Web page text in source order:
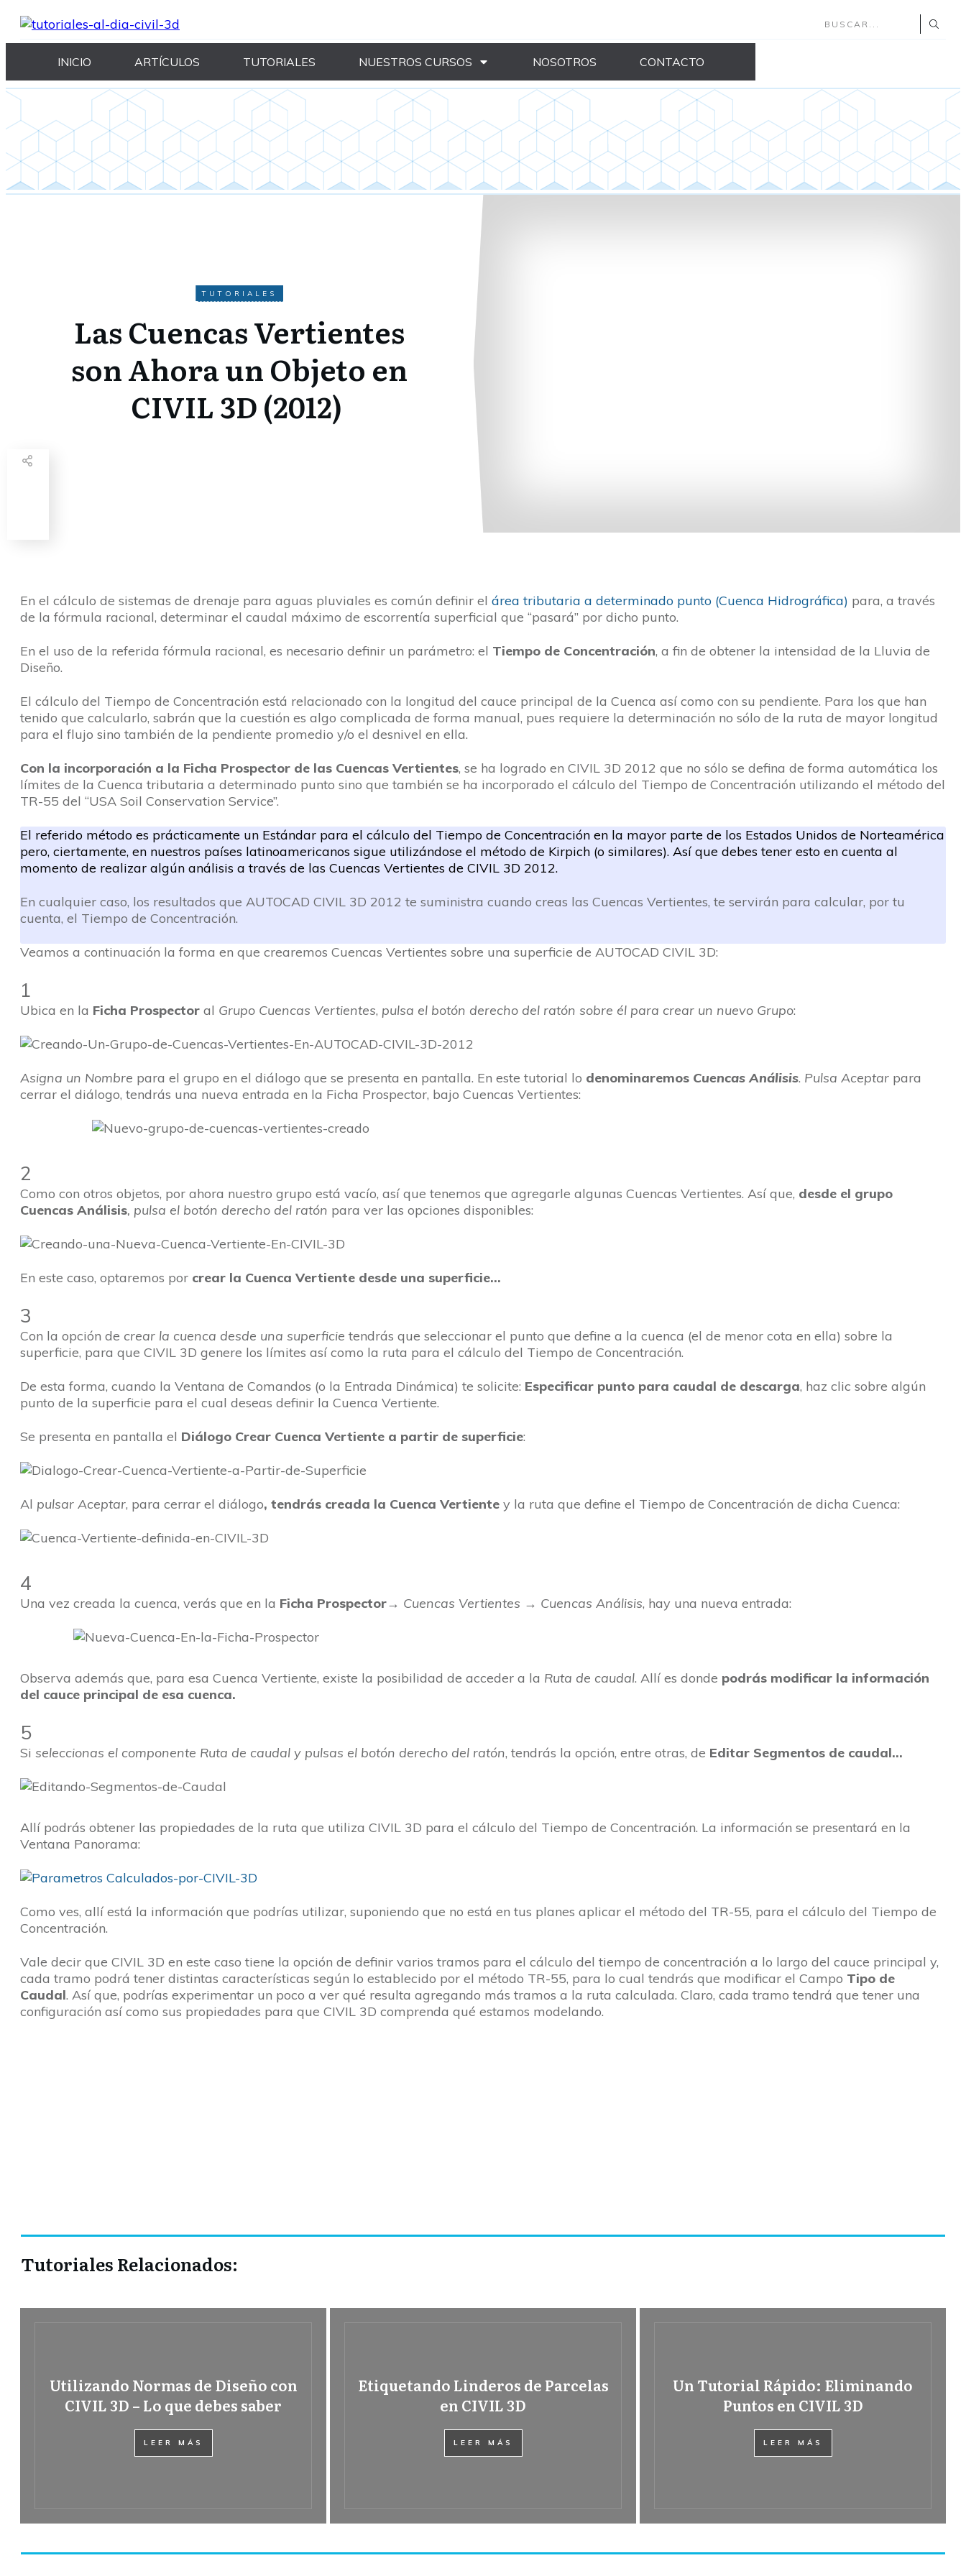
INICIO ARTÍCULOS TUTORIALES NUESTROS CURSOS NOSOTROS CONTACTO
TUTORIALES
Las Cuencas Vertientes
son Ahora un Objeto en
CIVIL 3D (2012)
En el cálculo de sistemas de drenaje para aguas pluviales es común definir el área tributaria a determinado punto (Cuenca Hidrográfica) para, a través
de la fórmula racional, determinar el caudal máximo de escorrentía superficial que “pasará” por dicho punto.
En el uso de la referida fórmula racional, es necesario definir un parámetro: el Tiempo de Concentración, a fin de obtener la intensidad de la Lluvia de
Diseño.
El cálculo del Tiempo de Concentración está relacionado con la longitud del cauce principal de la Cuenca así como con su pendiente. Para los que han
tenido que calcularlo, sabrán que la cuestión es algo complicada de forma manual, pues requiere la determinación no sólo de la ruta de mayor longitud
para el flujo sino también de la pendiente promedio y/o el desnivel en ella.
Con la incorporación a la Ficha Prospector de las Cuencas Vertientes, se ha logrado en CIVIL 3D 2012 que no sólo se defina de forma automática los
límites de la Cuenca tributaria a determinado punto sino que también se ha incorporado el cálculo del Tiempo de Concentración utilizando el método del
TR-55 del “USA Soil Conservation Service”.
El referido método es prácticamente un Estándar para el cálculo del Tiempo de Concentración en la mayor parte de los Estados Unidos de Norteamérica
pero, ciertamente, en nuestros países latinoamericanos sigue utilizándose el método de Kirpich (o similares). Así que debes tener esto en cuenta al
momento de realizar algún análisis a través de las Cuencas Vertientes de CIVIL 3D 2012.
En cualquier caso, los resultados que AUTOCAD CIVIL 3D 2012 te suministra cuando creas las Cuencas Vertientes, te servirán para calcular, por tu
cuenta, el Tiempo de Concentración.
Veamos a continuación la forma en que crearemos Cuencas Vertientes sobre una superficie de AUTOCAD CIVIL 3D:
1
Ubica en la Ficha Prospector al Grupo Cuencas Vertientes, pulsa el botón derecho del ratón sobre él para crear un nuevo Grupo:
Asigna un Nombre para el grupo en el diálogo que se presenta en pantalla. En este tutorial lo denominaremos Cuencas Análisis. Pulsa Aceptar para
cerrar el diálogo, tendrás una nueva entrada en la Ficha Prospector, bajo Cuencas Vertientes:
2
Como con otros objetos, por ahora nuestro grupo está vacío, así que tenemos que agregarle algunas Cuencas Vertientes. Así que, desde el grupo
Cuencas Análisis, pulsa el botón derecho del ratón para ver las opciones disponibles:
En este caso, optaremos por crear la Cuenca Vertiente desde una superficie…
3
Con la opción de crear la cuenca desde una superficie tendrás que seleccionar el punto que define a la cuenca (el de menor cota en ella) sobre la
superficie, para que CIVIL 3D genere los límites así como la ruta para el cálculo del Tiempo de Concentración.
De esta forma, cuando la Ventana de Comandos (o la Entrada Dinámica) te solicite: Especificar punto para caudal de descarga, haz clic sobre algún
punto de la superficie para el cual deseas definir la Cuenca Vertiente.
Se presenta en pantalla el Diálogo Crear Cuenca Vertiente a partir de superficie:
Al pulsar Aceptar, para cerrar el diálogo, tendrás creada la Cuenca Vertiente y la ruta que define el Tiempo de Concentración de dicha Cuenca:
4
Una vez creada la cuenca, verás que en la Ficha Prospector→ Cuencas Vertientes → Cuencas Análisis, hay una nueva entrada:
Observa además que, para esa Cuenca Vertiente, existe la posibilidad de acceder a la Ruta de caudal. Allí es donde podrás modificar la información
del cauce principal de esa cuenca.
5
Si seleccionas el componente Ruta de caudal y pulsas el botón derecho del ratón, tendrás la opción, entre otras, de Editar Segmentos de caudal…
Allí podrás obtener las propiedades de la ruta que utiliza CIVIL 3D para el cálculo del Tiempo de Concentración. La información se presentará en la
Ventana Panorama:
Como ves, allí está la información que podrías utilizar, suponiendo que no está en tus planes aplicar el método del TR-55, para el cálculo del Tiempo de
Concentración.
Vale decir que CIVIL 3D en este caso tiene la opción de definir varios tramos para el cálculo del tiempo de concentración a lo largo del cauce principal y,
cada tramo podrá tener distintas características según lo establecido por el método TR-55, para lo cual tendrás que modificar el Campo Tipo de
Caudal. Así que, podrías experimentar un poco a ver qué resulta agregando más tramos a la ruta calculada. Claro, cada tramo tendrá que tener una
configuración así como sus propiedades para que CIVIL 3D comprenda qué estamos modelando.
Tutoriales Relacionados:
Utilizando Normas de Diseño con
CIVIL 3D – Lo que debes saber
LEER MÁS
Etiquetando Linderos de Parcelas
en CIVIL 3D
LEER MÁS
Un Tutorial Rápido: Eliminando
Puntos en CIVIL 3D
LEER MÁS